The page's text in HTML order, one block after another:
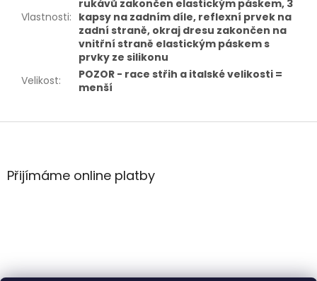
Vlastnosti:
rukávů zakončen elastickým páskem, 3
kapsy na zadním díle, reflexní prvek na
zadní straně, okraj dresu zakončen na
vnitřní straně elastickým páskem s
prvky ze silikonu
Velikost:
POZOR - race střih a italské velikosti =
menší
Z
aPřijímáme online platby